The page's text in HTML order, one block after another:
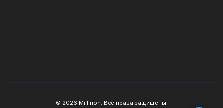
© 2026 Millirion. Все права защищены.